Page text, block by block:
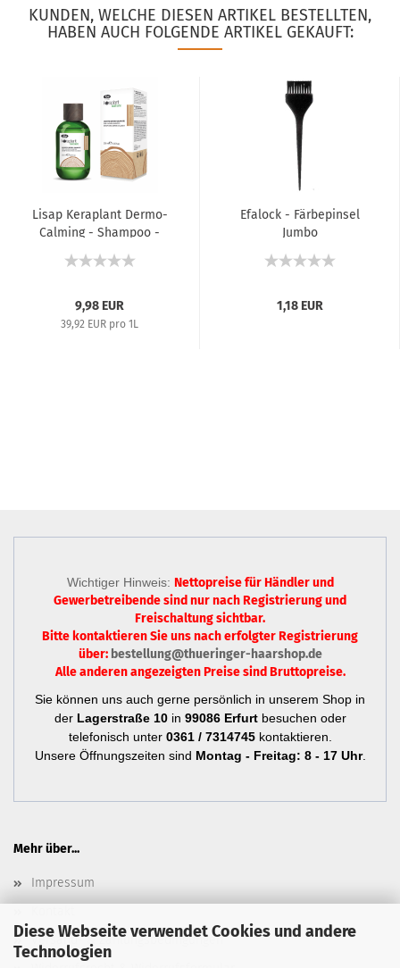
Diese Webseite verwendet Cookies und andere
Technologien
KUNDEN, WELCHE DIESEN ARTIKEL BESTELLTEN,
HABEN AUCH FOLGENDE ARTIKEL GEKAUFT:
Lisap Keraplant Dermo-
Calming - Shampoo -
9,98 EUR
39,92 EUR pro 1L
Efalock - Färbepinsel
Jumbo
1,18 EUR
Wichtiger Hinweis: Nettopreise für Händler und
Gewerbetreibende sind nurnach Registrierungund
Freischaltung sichtbar.
Bitte kontaktieren Sie uns nach erfolgter Registrierung
über: bestellung@thueringer-haarshop.de
Alle anderen angezeigten Preise sind Bruttopreise.
Sie können uns auch gerne persönlich in unserem Shop in
der Lagerstraße 10in 99086 Erfurtbesuchen oder
telefonisch unter 0361 / 7314745kontaktieren.
Unsere Öffnungszeiten sind Montag - Freitag: 8 - 17 Uhr.
Mehr über...
Impressum
Versand- & Zahlungsbedingungen